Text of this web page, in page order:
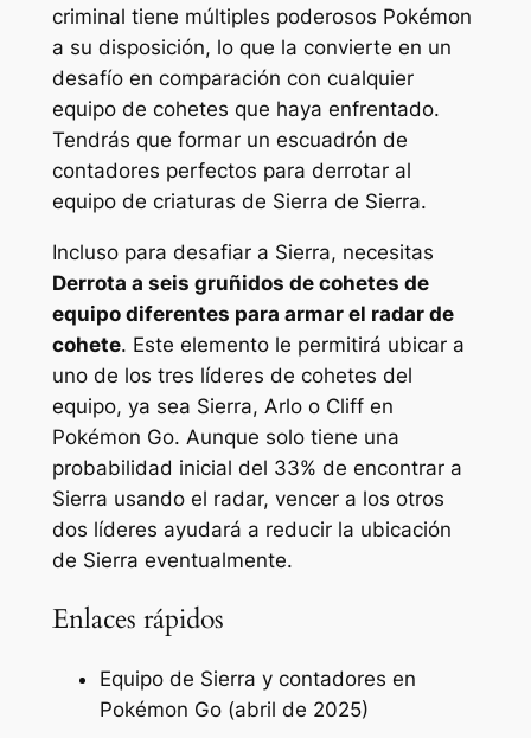
criminal tiene múltiples poderosos Pokémon
a su disposición, lo que la convierte en un
desafío en comparación con cualquier
equipo de cohetes que haya enfrentado.
Tendrás que formar un escuadrón de
contadores perfectos para derrotar al
equipo de criaturas de Sierra de Sierra.
Incluso para desafiar a Sierra, necesitas
Derrota a seis gruñidos de cohetes de
equipo diferentes para armar el radar de
cohete. Este elemento le permitirá ubicar a
uno de los tres líderes de cohetes del
equipo, ya sea Sierra, Arlo o Cliff en
Pokémon Go. Aunque solo tiene una
probabilidad inicial del 33% de encontrar a
Sierra usando el radar, vencer a los otros
dos líderes ayudará a reducir la ubicación
de Sierra eventualmente.
Enlaces rápidos
Equipo de Sierra y contadores en
Pokémon Go (abril de 2025)